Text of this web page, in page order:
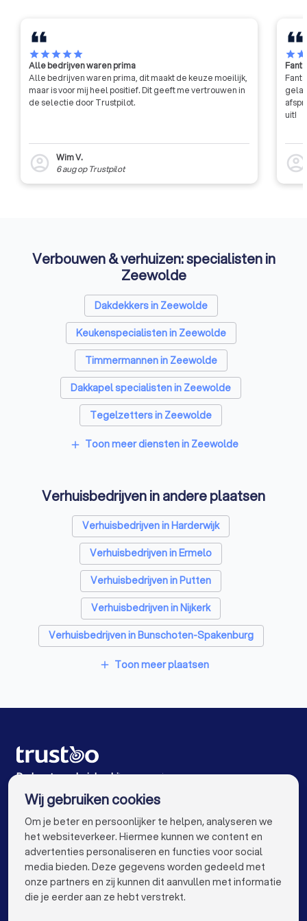
starstarstarstarstar
Alle bedrijven waren prima
Alle bedrijven waren prima, dit maakt de keuze moeilijk,
maar is voor mij heel positief. Dit geeft me vertrouwen in
de selectie door Trustpilot.
account_circle
Wim V.
6 augop Trustpilot
starstar
uit!
account_circle
Verbouwen & verhuizen: specialisten in
Zeewolde
Dakdekkers in Zeewolde
Keukenspecialisten in Zeewolde
Timmermannen in Zeewolde
Dakkapel specialisten in Zeewolde
Tegelzetters in Zeewolde
Sloopbedrijven in Zeewolde
Opslagruimtes in Zeewolde
Metselaars in Zeewolde
add Toon meer diensten in Zeewolde
Verhuisbedrijven in andere plaatsen
Verhuisbedrijven in Harderwijk
Verhuisbedrijven in Ermelo
Verhuisbedrijven in Putten
Verhuisbedrijven in Nijkerk
Verhuisbedrijven in Bunschoten-Spakenburg
Verhuisbedrijven in Voorthuizen
Verhuisbedrijven in Hoogland
Verhuisbedrijven in Amsterdam
Verhuisbedrijven in Rotterdam
Verhuisbedrijven in Den Haag
Verhuisbedrijven in Utrecht
add Toon meer plaatsen
De beste verhuisbedrijven voor jou
VOOR PARTICULIEREN keyboard_arrow_down
Wij gebruiken cookies
Om je beter en persoonlijker te helpen, analyseren we
het websiteverkeer. Hiermee kunnen we content en
advertenties personaliseren en functies voor social
media bieden. Deze gegevens worden gedeeld met
onze partners en zij kunnen dit aanvullen met informatie
die je eerder aan ze hebt verstrekt.